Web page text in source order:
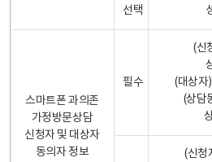
선택
스마트폰 과의존
가정방문상담
신청자 및 대상자
동의자 정보
필수
(신
(대상자
(상담
(신청